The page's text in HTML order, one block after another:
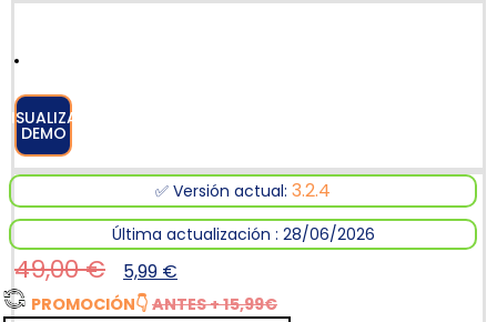
VISUALIZAR
DEMO
✅ Versión actual: 3.2.4
Última actualización : 28/06/2026
49,00€ 5,99 €
PROMOCIÓN👇 ANTES + 15,99€